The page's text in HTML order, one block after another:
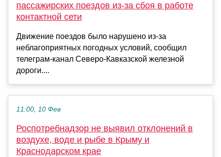
пассажирских поездов из-за сбоя в работе
контактной сети
Движение поездов было нарушено из-за
неблагоприятных погодных условий, сообщил
телеграм-канал Северо-Кавказской железной
дороги....
11:00, 10 Фев
Роспотребнадзор не выявил отклонений в
воздухе, воде и рыбе в Крыму и
Краснодарском крае